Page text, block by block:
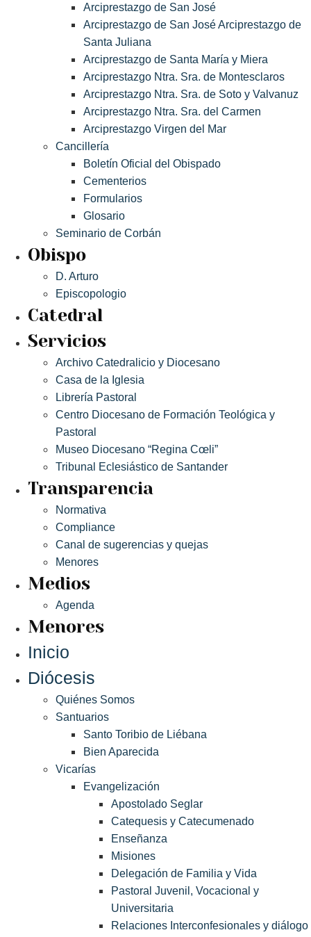
Arciprestazgo de San José
Arciprestazgo de San José Arciprestazgo de
Santa Juliana
Arciprestazgo de Santa María y Miera
Arciprestazgo Ntra. Sra. de Montesclaros
Arciprestazgo Ntra. Sra. de Soto y Valvanuz
Arciprestazgo Ntra. Sra. del Carmen
Arciprestazgo Virgen del Mar
Cancillería
Boletín Oficial del Obispado
Cementerios
Formularios
Glosario
Seminario de Corbán
Obispo
D. Arturo
Episcopologio
Catedral
Servicios
Archivo Catedralicio y Diocesano
Casa de la Iglesia
Librería Pastoral
Centro Diocesano de Formación Teológica y
Pastoral
Museo Diocesano “Regina Cœli”
Tribunal Eclesiástico de Santander
Transparencia
Normativa
Compliance
Canal de sugerencias y quejas
Menores
Medios
Agenda
Menores
Inicio
Diócesis
Quiénes Somos
Santuarios
Santo Toribio de Liébana
Bien Aparecida
Vicarías
Evangelización
Apostolado Seglar
Catequesis y Catecumenado
Enseñanza
Misiones
Delegación de Familia y Vida
Pastoral Juvenil, Vocacional y
Universitaria
Relaciones Interconfesionales y diálogo